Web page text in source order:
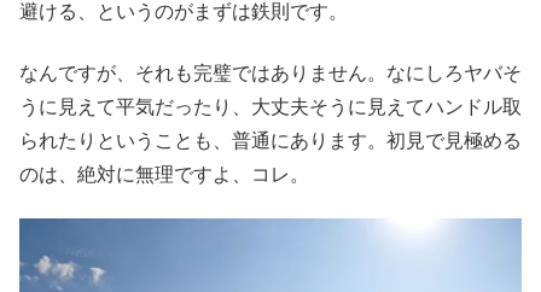
避ける、というのがまずは鉄則です。
なんですが、それも完璧ではありません。なにしろヤバそ
うに見えて平気だったり、大丈夫そうに見えてハンドル取
られたりということも、普通にあります。初見で見極める
のは、絶対に無理ですよ、コレ。